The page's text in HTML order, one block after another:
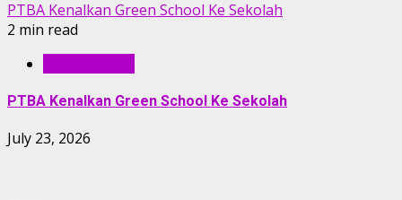
PTBA Kenalkan Green School Ke Sekolah
2 min read
PTBA Kenalkan Green School Ke Sekolah
July 23, 2026